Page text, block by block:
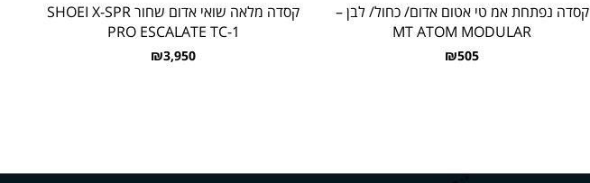
קסדה נפתחת אמ טי אטום אדום/ כחול/ לבן –
MT ATOM MODULAR
₪505
קסדה מלאה שואי אדום שחור SHOEI X-SPR
PRO ESCALATE TC-1
₪3,950